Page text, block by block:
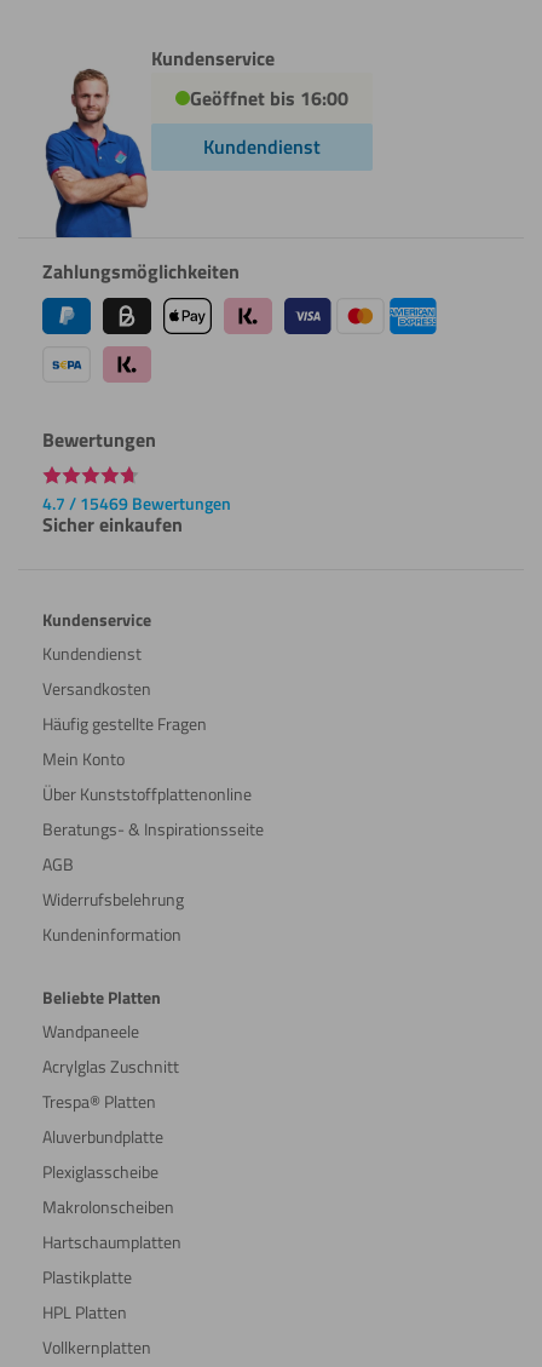
Kundenservice
Geöffnet bis 16:00
Kundendienst
Zahlungsmöglichkeiten
Bewertungen
4.7 / 15469 Bewertungen
Sicher einkaufen
Kundenservice
Kundendienst
Versandkosten
Häufig gestellte Fragen
Mein Konto
Über Kunststoffplattenonline
Beratungs- & Inspirationsseite
AGB
Widerrufsbelehrung
Kundeninformation
Beliebte Platten
Wandpaneele
Acrylglas Zuschnitt
Trespa® Platten
Aluverbundplatte
Plexiglasscheibe
Makrolonscheiben
Hartschaumplatten
Plastikplatte
HPL Platten
Vollkernplatten